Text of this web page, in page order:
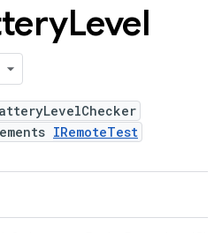
Level
IRemoteTest